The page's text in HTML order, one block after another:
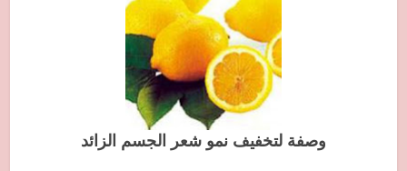
وصفة لتخفيف نمو شعر الجسم الزائد